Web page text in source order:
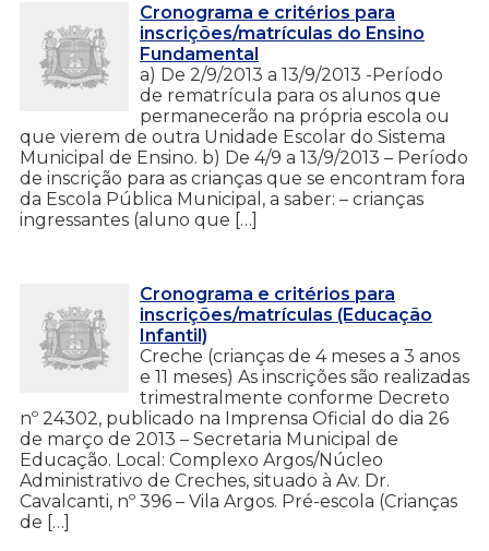
Cronograma e critérios para
inscrições/matrículas do Ensino
Fundamental
a) De 2/9/2013 a 13/9/2013 -Período
de rematrícula para os alunos que
permanecerão na própria escola ou
que vierem de outra Unidade Escolar do Sistema
Municipal de Ensino. b) De 4/9 a 13/9/2013 – Período
de inscrição para as crianças que se encontram fora
da Escola Pública Municipal, a saber: – crianças
ingressantes (aluno que […]
Cronograma e critérios para
inscrições/matrículas (Educação
Infantil)
Creche (crianças de 4 meses a 3 anos
e 11 meses) As inscrições são realizadas
trimestralmente conforme Decreto
nº 24302, publicado na Imprensa Oficial do dia 26
de março de 2013 – Secretaria Municipal de
Educação. Local: Complexo Argos/Núcleo
Administrativo de Creches, situado à Av. Dr.
Cavalcanti, nº 396 – Vila Argos. Pré-escola (Crianças
de […]